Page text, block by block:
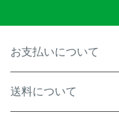
お支払いについて
送料について